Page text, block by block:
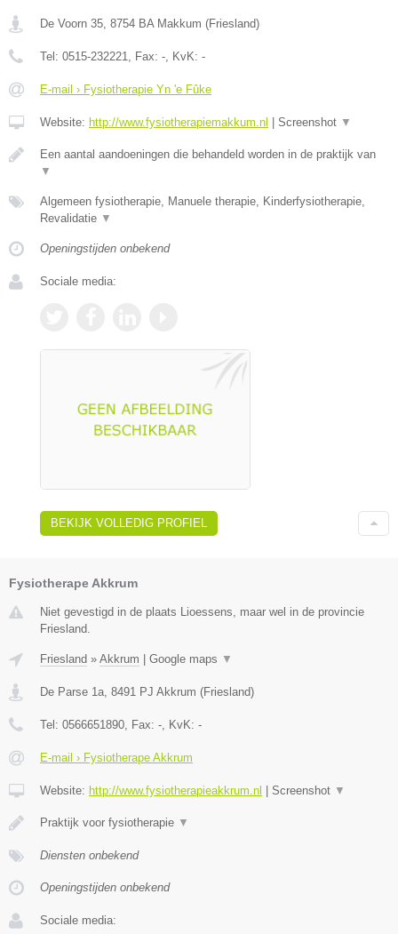
De Voorn 35 8754 BA Makkum (Friesland)
Tel: 0515-232221 , Fax: - , KvK: -
E-mail › Fysiotherapie Yn 'e Fûke
Website: http://www.fysiotherapiemakkum.nl | Screenshot ▼
Een aantal aandoeningen die behandeld worden in de praktijk van
▼
Algemeen fysiotherapie, Manuele therapie, Kinderfysiotherapie,
Revalidatie ▼
Openingstijden onbekend
Sociale media:
BEKIJK VOLLEDIG PROFIEL
Fysiotherape Akkrum
Niet gevestigd in de plaats Lioessens, maar wel in de provincie
Friesland.
Friesland » Akkrum Google maps ▼
De Parse 1a, 8491 PJ Akkrum (Friesland)
Tel: 0566651890, Fax: -, KvK: -
E-mail › Fysiotherape Akkrum
Website: http://www.fysiotherapieakkrum.nl Screenshot ▼
Praktijk voor fysiotherapie ▼
Diensten onbekend
Openingstijden onbekend
Sociale media: